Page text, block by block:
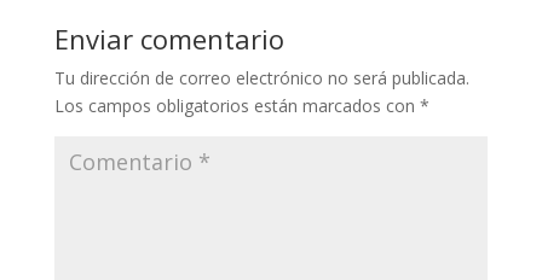
Enviar comentario
Tu dirección de correo electrónico no será publicada.
Los campos obligatorios están marcados con *